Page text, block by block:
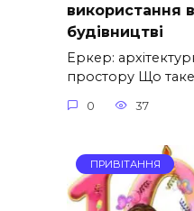
використання
будівництві
Еркер:
простору Що таке
0 37
ПРИВІТАННЯ